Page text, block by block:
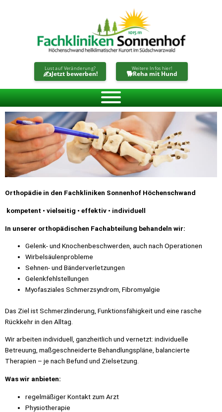
Lust auf Veränderung?
✍️Jetzt bewerben!
Weitere Infos hier!
🐕Reha mit Hund
Orthopädie in den Fachkliniken Sonnenhof Höchenschwand
kompetent • vielseitig • effektiv • individuell
In unserer orthopädischen Fachabteilung behandeln wir:
Gelenk- und Knochenbeschwerden, auch nach Operationen
Wirbelsäulenprobleme
Sehnen- und Bänderverletzungen
Gelenkfehlstellungen
Myofasziales Schmerzsyndrom, Fibromyalgie
Das Ziel ist Schmerzlinderung, Funktionsfähigkeit und eine rasche
Rückkehr in den Alltag.
Wir arbeiten individuell, ganzheitlich und vernetzt: individuelle
Betreuung, maßgeschneiderte Behandlungspläne, balancierte
Therapien – je nach Befund und Zielsetzung.
Was wir anbieten:
regelmäßiger Kontakt zum Arzt
Physiotherapie